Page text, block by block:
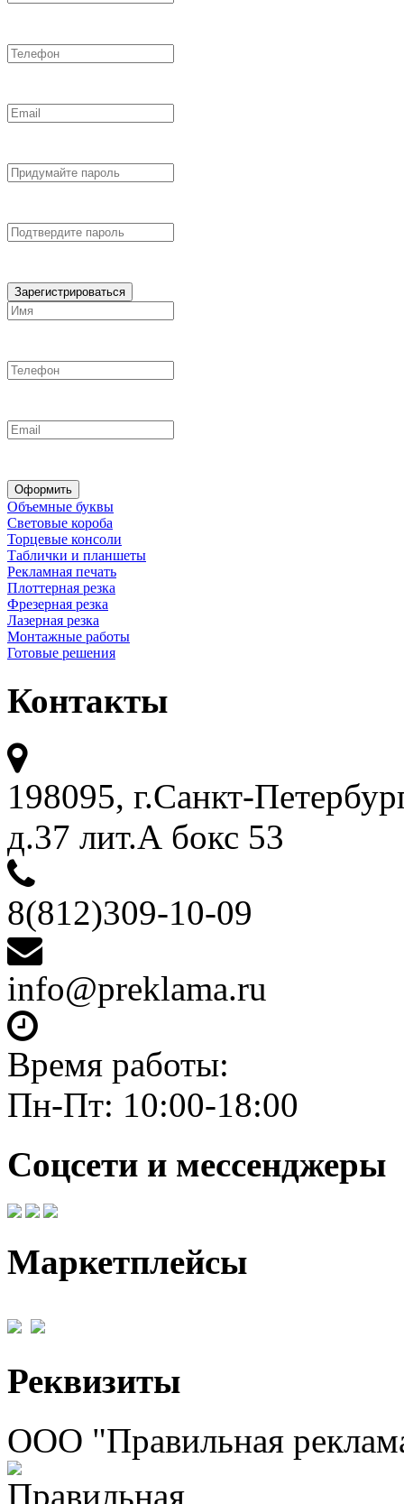
Зарегистрироваться
Оформить
Объемные буквы
Световые короба
Торцевые консоли
Таблички и планшеты
Рекламная печать
Плоттерная резка
Фрезерная резка
Лазерная резка
Монтажные работы
Готовые решения
Контакты
198095, г.Санкт-
д.37 лит.А бокс 53
8(812)309-10-09
info@preklama.ru
Время работы:
Пн-Пт: 10:00-18:00
Соцсети и мессенджеры
Маркетплейсы
Реквизиты
ООО "Правильная